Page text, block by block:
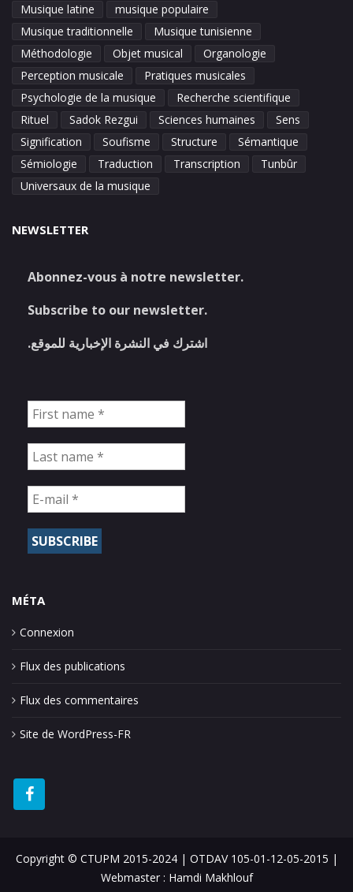
Musique latine
musique populaire
Musique traditionnelle
Musique tunisienne
Méthodologie
Objet musical
Organologie
Perception musicale
Pratiques musicales
Psychologie de la musique
Recherche scientifique
Rituel
Sadok Rezgui Sciences humaines
Sens
Signification
Soufisme Structure
Sémantique
Sémiologie
Traduction Transcription
Tunbûr
Universaux de la musique
NEWSLETTER
Abonnez-vous à notre newsletter.
Subscribe to our newsletter.
اشترك في النشرة الإخبارية للموقع.
MÉTA
Connexion
Flux des publications
Flux des commentaires
Site de WordPress-FR
Copyright © CTUPM 2015-2024 | OTDAV 105-01-12-05-2015 |
Webmaster : Hamdi Makhlouf